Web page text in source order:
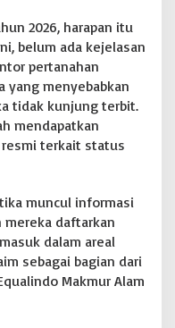
2026, harapan itu
belum ada kejelasan
pertanahan
yang menyebabkan
tidak kunjung terbit.
mendapatkan
terkait status
muncul informasi
mereka daftarkan
dalam areal
sebagai bagian dari
Makmur Alam